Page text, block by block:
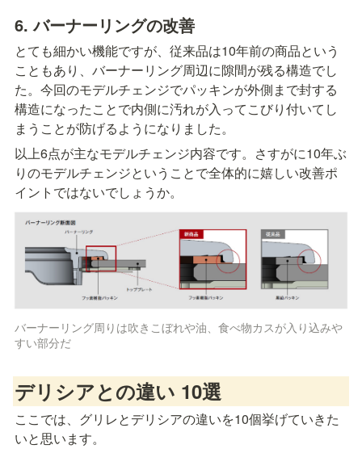
6. バーナーリングの改善
とても細かい機能ですが、従来品は10年前の商品という
こともあり、バーナーリング周辺に隙間が残る構造でし
た。今回のモデルチェンジでパッキンが外側まで封する
構造になったことで内側に汚れが入ってこびり付いてし
まうことが防げるようになりました。
以上6点が主なモデルチェンジ内容です。さすがに10年ぶ
りのモデルチェンジということで全体的に嬉しい改善ポ
イントではないでしょうか。
バーナーリング周りは吹きこぼれや油、食べ物カスが入り込みや
すい部分だ
デリシアとの違い 10選
ここでは、グリレとデリシアの違いを10個挙げていきた
いと思います。